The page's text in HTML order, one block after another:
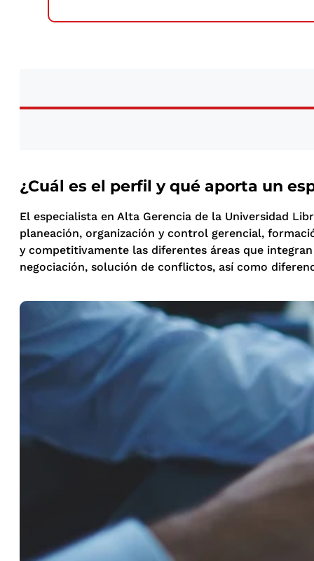
¿Cuál es el perfil y qué aporta un
El especialista en Alta Gerencia de la Universidad
planeación, organización y control gerencial,
y competitivamente las diferentes áreas que
negociación, solución de conflictos, así como